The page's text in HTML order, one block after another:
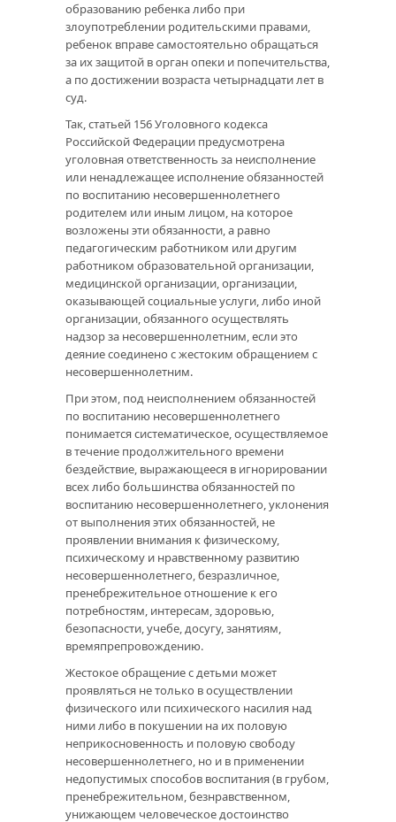
образованию ребенка либо при
злоупотреблении родительскими правами,
ребенок вправе самостоятельно обращаться
за их защитой в орган опеки и попечительства,
а по достижении возраста четырнадцати лет в
суд.
Так, статьей 156 Уголовного кодекса
Российской Федерации предусмотрена
уголовная ответственность за неисполнение
или ненадлежащее исполнение обязанностей
по воспитанию несовершеннолетнего
родителем или иным лицом, на которое
возложены эти обязанности, а равно
педагогическим работником или другим
работником образовательной организации,
медицинской организации, организации,
оказывающей социальные услуги, либо иной
организации, обязанного осуществлять
надзор за несовершеннолетним, если это
деяние соединено с жестоким обращением с
несовершеннолетним.
При этом, под неисполнением обязанностей
по воспитанию несовершеннолетнего
понимается систематическое, осуществляемое
в течение продолжительного времени
бездействие, выражающееся в игнорировании
всех либо большинства обязанностей по
воспитанию несовершеннолетнего, уклонения
от выполнения этих обязанностей, не
проявлении внимания к физическому,
психическому и нравственному развитию
несовершеннолетнего, безразличное,
пренебрежительное отношение к его
потребностям, интересам, здоровью,
безопасности, учебе, досугу, занятиям,
времяпрепровождению.
Жестокое обращение с детьми может
проявляться не только в осуществлении
физического или психического насилия над
ними либо в покушении на их половую
неприкосновенность и половую свободу
несовершеннолетнего, но и в применении
недопустимых способов воспитания (в грубом,
пренебрежительном, безнравственном,
унижающем человеческое достоинство